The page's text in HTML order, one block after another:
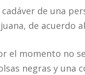
cadáver de una
de acuerdo
el momento no
negras y una